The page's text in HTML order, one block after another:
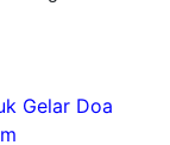
Gelar Doa